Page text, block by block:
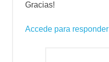
Gracias!
Accede para responder